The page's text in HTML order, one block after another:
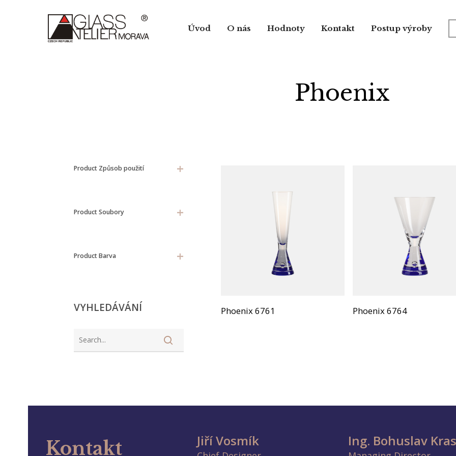
Úvod O nás Hodnoty Kontakt Postup výroby
Phoenix
Product Způsob použití +
Product Soubory +
Product Barva +
VYHLEDÁVÁNÍ Phoenix 6761 Phoenix 6764
Kontakt Jiří Vosmík Ing. Bohuslav